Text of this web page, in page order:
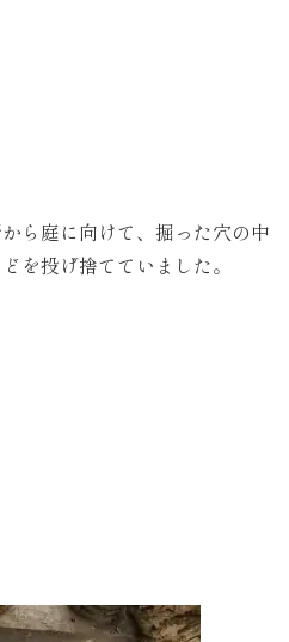
ら庭に向けて、掘った穴の中
を投げ捨てていました。